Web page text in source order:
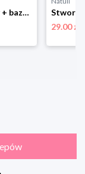
Bitwa kolorów + bazgrolnik Babaryba
29.00 zł